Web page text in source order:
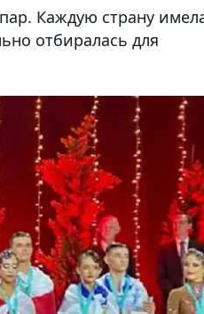
Каждую страну
отбиралась для